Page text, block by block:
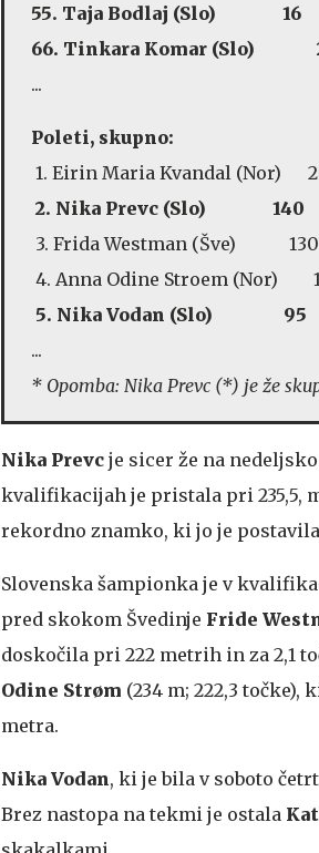
55. Taja Bodlaj (Slo) 16
66. Tinkara Komar (Slo)
...
Poleti, skupno:
1. Eirin Maria Kvandal (Nor)
2. Nika Prevc (Slo) 140
3. Frida Westman (Šve) 130
4. Anna Odine Stroem (Nor)
5. Nika Vodan (Slo) 95
...
* Opomba: Nika Prevc (*) je že
Nika Prevc je sicer že na
kvalifikacijah je pristala pri 235,5,
rekordno znamko, ki jo je
Slovenska šampionka je v
pred skokom Švedinje Fride
doskočila pri 222 metrih in za 2,1
Odine Strøm (234 m; 222,3 točke),
metra.
Nika Vodan, ki je bila v soboto
Brez nastopa na tekmi je ostala